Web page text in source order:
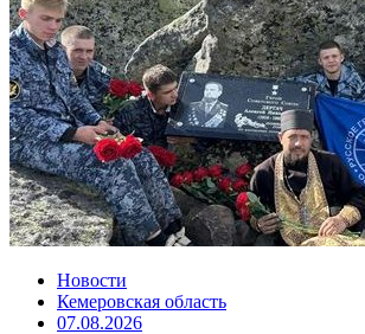
Новости
Кемеровская область
07.08.2026